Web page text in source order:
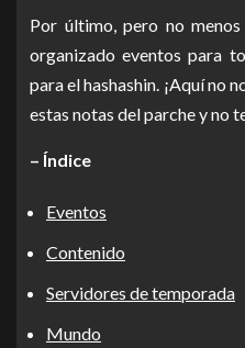
Por último, pero no
organizado eventos para
para el hashashin. ¡Aquí no
estas notas del parche y no
– Índice
Eventos
Contenido
Servidores de temporada
Mundo